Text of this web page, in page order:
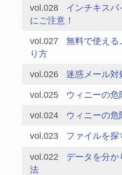
vol.028
インチキスパ
にご注意！
vol.027
無料で使える
り方
vol.026 迷惑メール対
vol.025 ウィニーの危
vol.024 ウィニーの危
vol.023 ファイルを
vol.022
データを分
法